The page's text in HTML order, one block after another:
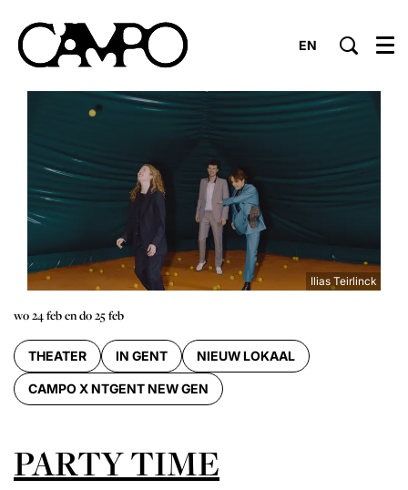
EN Menu
Ilias Teirlinck
THEATER IN GENT NIEUW LOKAAL
CAMPO X NTGENT NEW GEN
PARTY TIME
wo 24 febendo 25 feb